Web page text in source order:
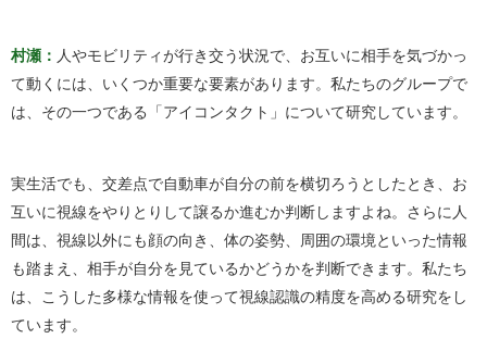
村瀬： 人やモビリティが行き交う状況で、お互いに相手を気づかっ
て動くには、いくつか重要な要素があります。私たちのグループで
は、その一つである「アイコンタクト」について研究しています。
実生活でも、交差点で自動車が自分の前を横切ろうとしたとき、お
互いに視線をやりとりして譲るか進むか判断しますよね。さらに人
間は、視線以外にも顔の向き、体の姿勢、周囲の環境といった情報
も踏まえ、相手が自分を見ているかどうかを判断できます。私たち
は、こうした多様な情報を使って視線認識の精度を高める研究をし
ています。